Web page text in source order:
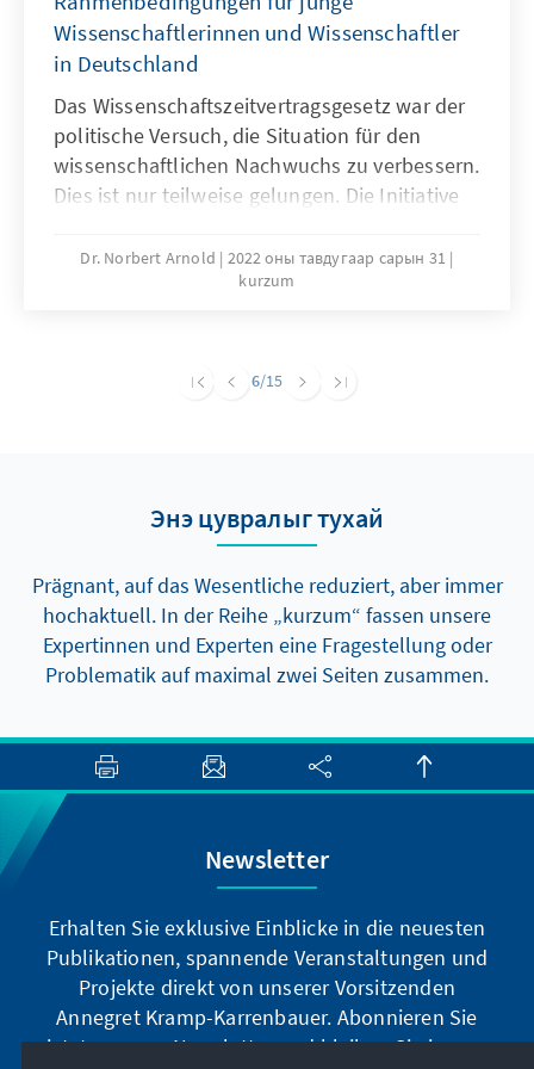
Wissenschaftlerinnen und Wissenschaftler
in Deutschland
Das Wissenschaftszeitvertragsgesetz war der
politische Versuch, die Situation für den
wissenschaftlichen Nachwuchs zu verbessern.
Dies ist nur teilweise gelungen. Die Initiative
erneut in den Fokus gerückt. Einerseits legt
das Wissenschaftssystem besonderen Wert
engagierte Wissenschaftler/-innen. Warum
Dr. Norbert Arnold
2022 оны тавдугаар сарын 31
kurzum
6/15
Энэ цувралыг тухай
Prägnant, auf das Wesentliche reduziert, aber immer
hochaktuell. In der Reihe „kurzum“ fassen unsere
Expertinnen und Experten eine Fragestellung oder
Problematik auf maximal zwei Seiten zusammen.
Newsletter
Erhalten Sie exklusive Einblicke in die neuesten
Publikationen, spannende Veranstaltungen und
Projekte direkt von unserer Vorsitzenden
Annegret Kramp-Karrenbauer. Abonnieren Sie
jetzt unseren Newsletter und bleiben Sie immer